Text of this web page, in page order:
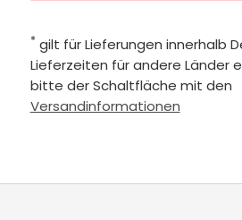
* gilt für Lieferungen innerhalb
Lieferzeiten für andere Länder
bitte der Schaltfläche mit den
Versandinformationen